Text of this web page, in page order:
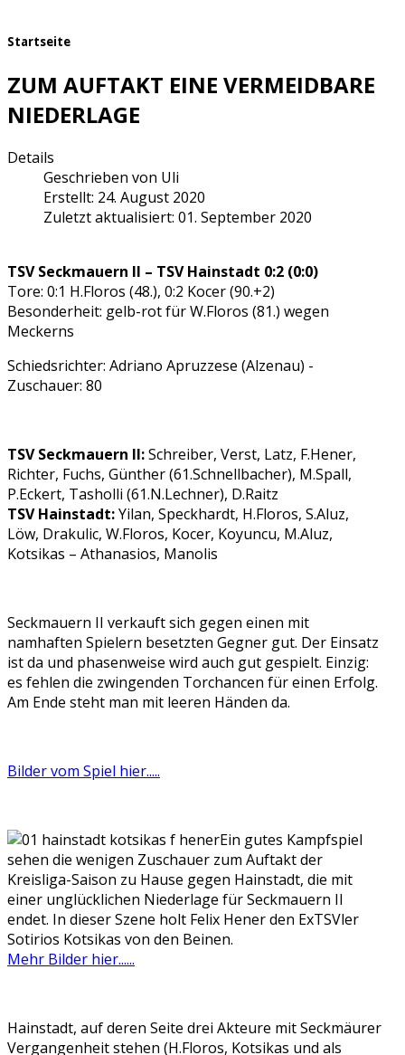
Startseite
ZUM AUFTAKT EINE VERMEIDBARE
NIEDERLAGE
Details
Geschrieben von Uli
Erstellt: 24. August 2020
Zuletzt aktualisiert: 01. September 2020
TSV Seckmauern II – TSV Hainstadt 0:2 (0:0)
Tore: 0:1 H.Floros (48.), 0:2 Kocer (90.+2)
Besonderheit: gelb-rot für W.Floros (81.) wegen
Meckerns
Schiedsrichter: Adriano Apruzzese (Alzenau) -
Zuschauer: 80
TSV Seckmauern II:Schreiber, Verst, Latz, F.Hener,
Richter, Fuchs, Günther (61.Schnellbacher), M.Spall,
P.Eckert, Tasholli (61.N.Lechner), D.Raitz
TSV Hainstadt:Yilan, Speckhardt, H.Floros, S.Aluz,
Löw, Drakulic, W.Floros, Kocer, Koyuncu, M.Aluz,
Kotsikas – Athanasios, Manolis
Seckmauern II verkauft sich gegen einen mit
namhaften Spielern besetzten Gegner gut. Der Einsatz
ist da und phasenweise wird auch gut gespielt. Einzig:
es fehlen die zwingenden Torchancen für einen Erfolg.
Am Ende steht man mit leeren Händen da.
Bilder vom Spiel hier.....
Ein gutes Kampfspiel
sehen die wenigen Zuschauer zum Auftakt der
Kreisliga-Saison zu Hause gegen Hainstadt, die mit
einer unglücklichen Niederlage für Seckmauern II
endet. In dieser Szene holt Felix Hener den ExTSVler
Sotirios Kotsikas von den Beinen.
Mehr Bilder hier......
Hainstadt, auf deren Seite drei Akteure mit Seckmäurer
Vergangenheit stehen (H.Floros, Kotsikas und als